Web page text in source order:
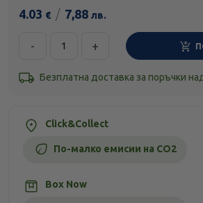
4.03 € / 7,88 лв.
- +
Безплатна доставка за поръчки
Click&Collect
По-малко емисии на CO2
Box Now